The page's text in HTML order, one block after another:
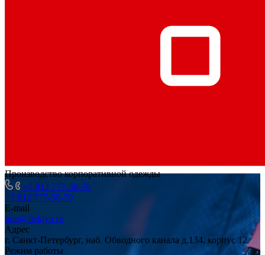
Производство корпоративной одежды
+7 812 777-50-70
+7 812 777-50-70
E-mail
info@heklya.ru
Адрес
г. Санкт-Петербург, наб. Обводного канала д.134, корпус 12
Режим работы